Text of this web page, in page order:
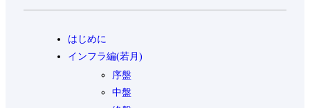
はじめに
インフラ編(若月)
序盤
中盤